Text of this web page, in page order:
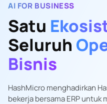
AI FOR BUSINESS
Satu
Seluruh
Bisnis
HashMicro menghadirkan
bekerja bersama ERP